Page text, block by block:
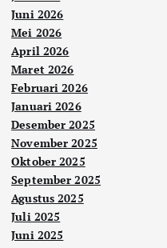
Juni 2026
Mei 2026
April 2026
Maret 2026
Februari 2026
Januari 2026
Desember 2025
November 2025
Oktober 2025
September 2025
Agustus 2025
Juli 2025
Juni 2025